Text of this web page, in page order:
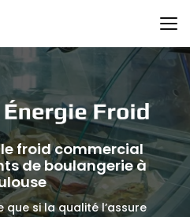
froid commercial
de boulangerie à
que si la qualité l’assure